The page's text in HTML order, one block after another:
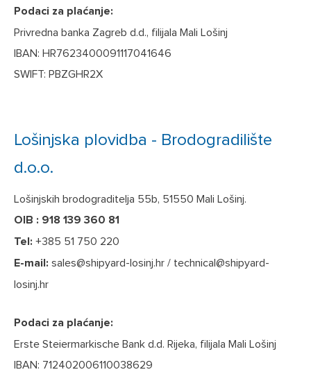
Podaci za plaćanje:
Privredna banka Zagreb d.d., filijala Mali Lošinj
IBAN: HR7623400091117041646
SWIFT: PBZGHR2X
Lošinjska plovidba - Brodogradilište
d.o.o.
Lošinjskih brodograditelja 55b, 51550 Mali Lošinj.
OIB : 918 139 360 81
Tel: +385 51 750 220
E-mail: sales@shipyard-losinj.hr / technical@shipyard-
losinj.hr
Podaci za plaćanje:
Erste Steiermarkische Bank d.d. Rijeka, filijala Mali Lošinj
IBAN: 712402006110038629